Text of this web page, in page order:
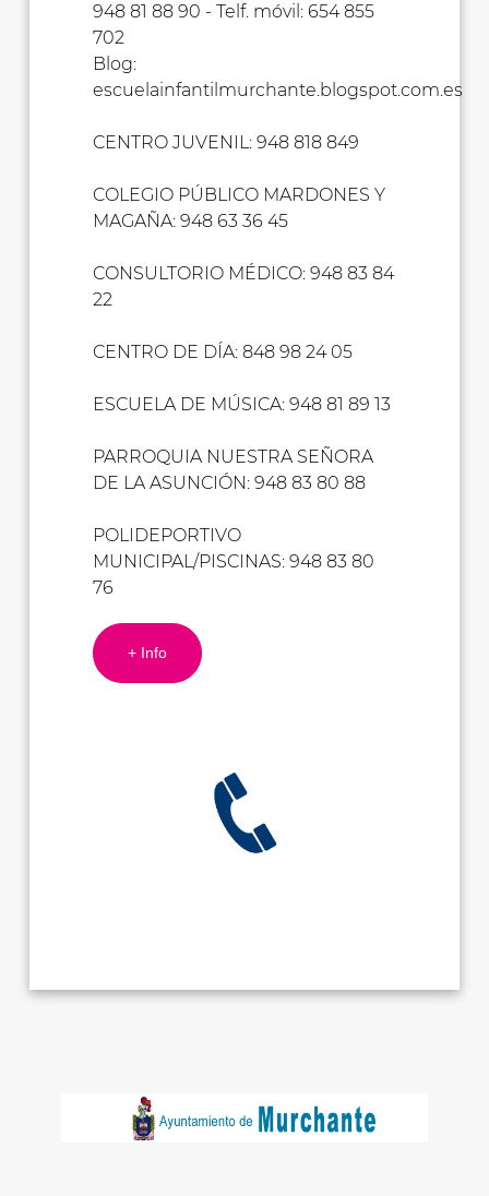
948 81 88 90 - Telf. móvil: 654 855
702
Blog:
escuelainfantilmurchante.blogspot.com.es
CENTRO JUVENIL: 948 818 849
COLEGIO PÚBLICO MARDONES Y
MAGAÑA: 948 63 36 45
CONSULTORIO MÉDICO: 948 83 84
22
CENTRO DE DÍA: 848 98 24 05
ESCUELA DE MÚSICA: 948 81 89 13
PARROQUIA NUESTRA SEÑORA
DE LA ASUNCIÓN: 948 83 80 88
POLIDEPORTIVO
MUNICIPAL/PISCINAS: 948 83 80
76
+ Info